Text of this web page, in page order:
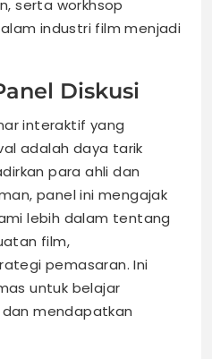
serta workhsop
industri film menjadi
Diskusi
interaktif yang
adalah daya tarik
para ahli dan
panel ini mengajak
lebih dalam tentang
film,
pemasaran. Ini
untuk belajar
mendapatkan